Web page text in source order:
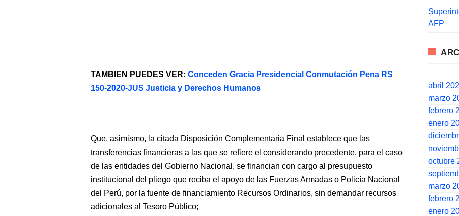
TAMBIEN PUEDES VER: Conceden Gracia Presidencial Conmutación Pena RS
150-2020-JUS Justicia y Derechos Humanos
Que, asimismo, la citada Disposición Complementaria Final establece que las
transferencias financieras a las que se refiere el considerando precedente, para el caso
de las entidades del Gobierno Nacional, se financian con cargo al presupuesto
institucional del pliego que reciba el apoyo de las Fuerzas Armadas o Policía Nacional
del Perú, por la fuente de financiamiento Recursos Ordinarios, sin demandar recursos
adicionales al Tesoro Público;
AFP
abril
marzo
febrero
enero
octubre
marzo
febrero
enero